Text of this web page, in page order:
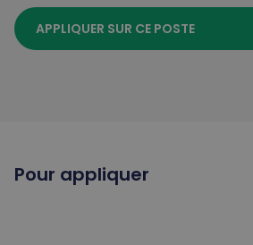
APPLIQUER SUR CE POSTE
Pour appliquer